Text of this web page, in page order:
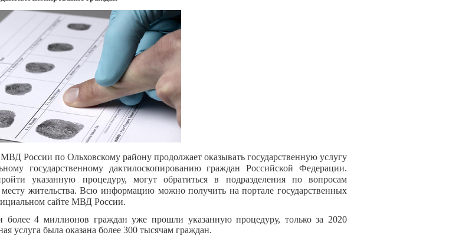
России по Ольховскому району продолжает оказывать государственную услугу
государственному дактилоскопированию граждан Российской Федерации.
указанную процедуру, могут обратиться в подразделения по вопросам
жительства. Всю информацию можно получить на портале государственных
сайте МВД России.
4 миллионов граждан уже прошли указанную процедуру, только за 2020
услуга была оказана более 300 тысячам граждан.